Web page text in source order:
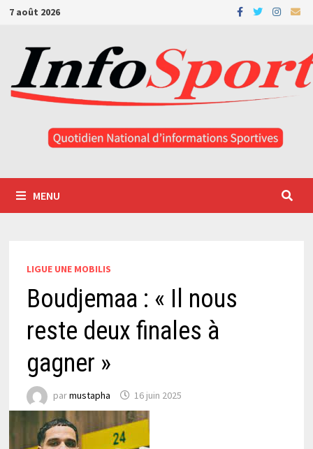
Passer
contenu
7 août 2026
MENU
LIGUE UNE MOBILIS
Boudjemaa : « Il nous
reste deux finales à
gagner »
parmustapha 16 juin 2025